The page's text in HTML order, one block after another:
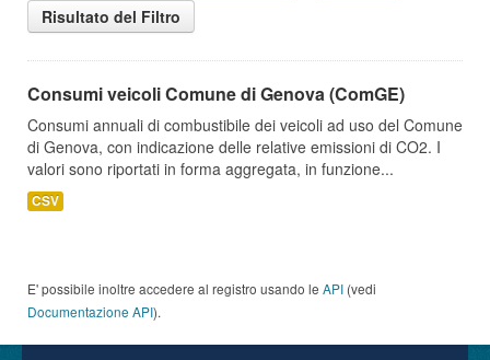
Risultato del Filtro
Consumi veicoli Comune di Genova (ComGE)
Consumi annuali di combustibile dei veicoli ad uso del Comune
di Genova, con indicazione delle relative emissioni di CO2. I
valori sono riportati in forma aggregata, in funzione...
CSV
E' possibile inoltre accedere al registro usando le API (vedi
Documentazione API).